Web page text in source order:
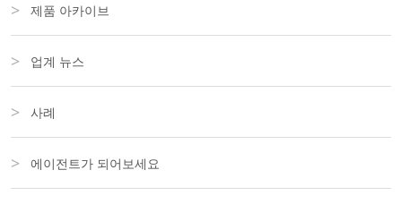
제품 아카이브
업계 뉴스
사례
에이전트가 되어보세요